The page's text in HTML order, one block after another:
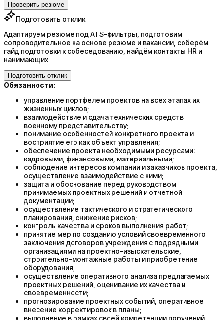
Проверить резюме
Подготовить отклик
Адаптируем резюме под ATS-фильтры, подготовим
сопроводительное на основе резюме и вакансии, соберём
гайд подготовки к собеседованию, найдём контакты HR и
нанимающих
Подготовить отклик
Обязанности:
управление портфелем проектов на всех этапах их
жизненных циклов;
взаимодействие и сдача технических средств
военному представительству;
понимание особенностей конкретного проекта и
восприятие его как объект управления;
обеспечение проекта необходимыми ресурсами:
кадровыми, финансовыми, материальными;
соблюдение интересов компании и заказчиков проекта,
осуществление взаимодействие с ними;
защита и обоснование перед руководством
принимаемых проектных решений и отчетной
документации;
осуществление тактического и стратегического
планирования, снижение рисков;
контроль качества и сроков выполнения работ;
принятие мер по созданию условий своевременного
заключения договоров учреждения с подрядными
организациями на проектно-изыскательские,
строительно-монтажные работы и приобретение
оборудования;
осуществление оперативного анализа предлагаемых
проектных решений, оценивание их качества и
своевременности;
прогнозирование проектных событий, оперативное
внесение корректировок в планы;
выполнение в рамках своей компетенции поручений,